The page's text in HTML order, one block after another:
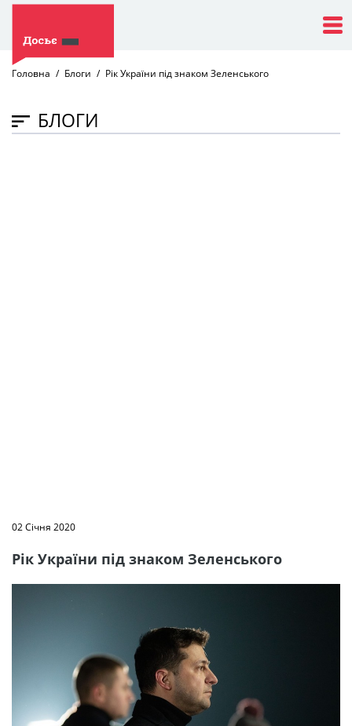
Головна Блоги Рік України під знаком Зеленського
БЛОГИ
02 Січня 2020
Рік України під знаком Зеленського